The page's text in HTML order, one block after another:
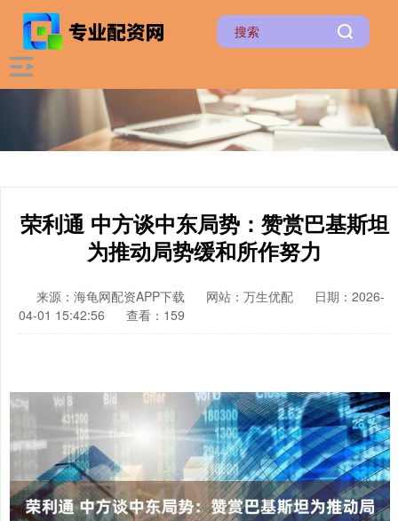
荣利通 中方谈中东局势：赞赏巴基斯坦
为推动局势缓和所作努力
来源：海龟网配资APP下载 网站：万生优配
日期：2026-
04-01 15:42:56
查看：159